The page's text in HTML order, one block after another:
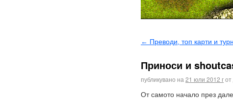
← Преводи, топ карти и
Приноси и
публикувано на 21 юли 2012 гот
От самото начало през